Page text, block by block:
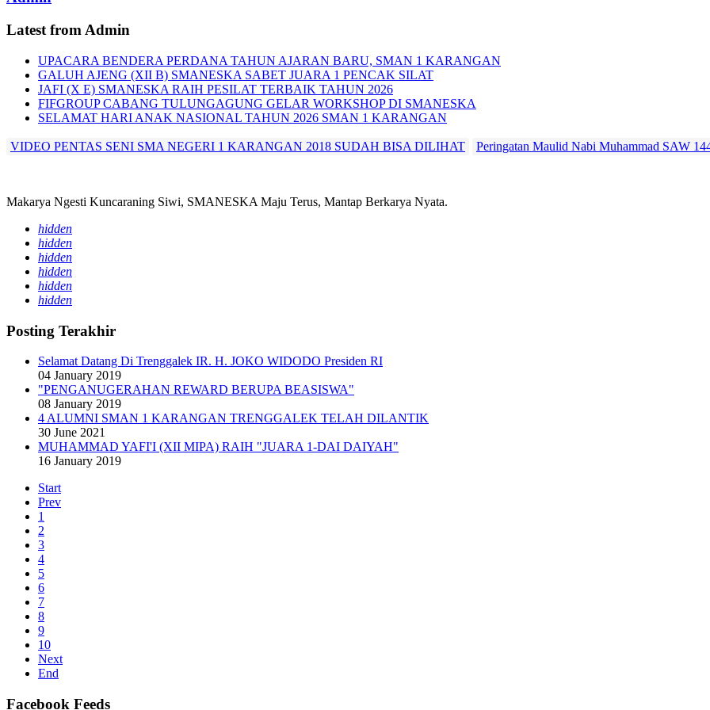
Latest from Admin
UPACARA BENDERA PERDANA TAHUN AJARAN BARU, SMAN 1 KARANGAN
GALUH AJENG (XII B) SMANESKA SABET JUARA 1 PENCAK SILAT
JAFI (X E) SMANESKA RAIH PESILAT TERBAIK TAHUN 2026
FIFGROUP CABANG TULUNGAGUNG GELAR WORKSHOP DI SMANESKA
SELAMAT HARI ANAK NASIONAL TAHUN 2026 SMAN 1 KARANGAN
VIDEO PENTAS SENI SMA NEGERI 1 KARANGAN 2018 SUDAH BISA DILIHAT Peringatan Maulid Nabi Muhammad SAW
Makarya Ngesti Kuncaraning Siwi, SMANESKA Maju Terus, Mantap Berkarya Nyata.
hidden
hidden
hidden
hidden
hidden
hidden
Posting Terakhir
Selamat Datang Di Trenggalek IR. H. JOKO WIDODO Presiden RI
04 January 2019
"PENGANUGERAHAN REWARD BERUPA BEASISWA"
08 January 2019
4 ALUMNI SMAN 1 KARANGAN TRENGGALEK TELAH DILANTIK
30 June 2021
MUHAMMAD YAFI'I (XII MIPA) RAIH "JUARA 1-DAI DAIYAH"
16 January 2019
Start
Prev
1
2
3
4
5
6
7
8
9
10
Next
End
Facebook Feeds